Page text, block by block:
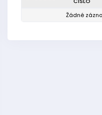
Žádné